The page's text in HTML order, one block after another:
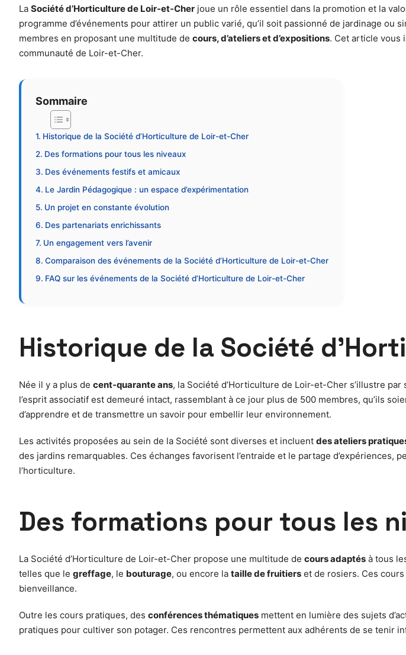
La Société d’Horticulture de Loir-et-Cher joue un rôle essentiel dans la promotion et la
programme d’événements pour attirer un public varié, qu’il soit passionné de jardinage
membres en proposant une multitude de cours, d’ateliers et d’expositions. Cet article vous
communauté de Loir-et-Cher.
Sommaire
Historique de la Société d’Horticulture de Loir-et-Cher
Des formations pour tous les niveaux
Des événements festifs et amicaux
Le Jardin Pédagogique : un espace d’expérimentation
Un projet en constante évolution
Des partenariats enrichissants
Un engagement vers l’avenir
Comparaison des événements de la Société d’Horticulture de Loir-et-Cher
FAQ sur les événements de la Société d’Horticulture de Loir-et-Cher
Historique de la Société
Née il y a plus de cent-quarante ans, la Société d’Horticulture de Loir-et-Cher s’illustre par
l’esprit associatif est demeuré intact, rassemblant à ce jour plus de 500 membres, qu’ils
d’apprendre et de transmettre un savoir pour embellir leur environnement.
Les activités proposées au sein de la Société sont diverses et incluent des ateliers
des jardins remarquables. Ces échanges favorisent l’entraide et le partage d’expériences,
l’horticulture.
Des formations pour tous les
La Société d’Horticulture de Loir-et-Cher propose une multitude de cours adaptés à tous
telles que le greffage, le bouturage, ou encore la taille de fruitiers et de rosiers. Ces
bienveillance.
Outre les cours pratiques, des conférences thématiques mettent en lumière des sujets
pratiques pour cultiver son potager. Ces rencontres permettent aux adhérents de se tenir